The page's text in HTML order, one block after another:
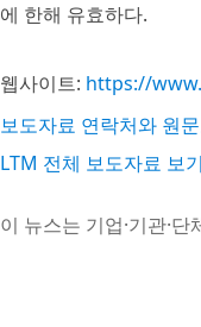
에 한해 유효하다.
웹사이트: https://
보도자료 연락처와 원
LTM 전체 보도자료 보
이 뉴스는 기업·기관·